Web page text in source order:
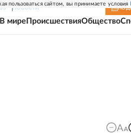
пользоваться сайтом, вы принимаете условия
НОВОСТИ
В мире ПроисшествияОбщество